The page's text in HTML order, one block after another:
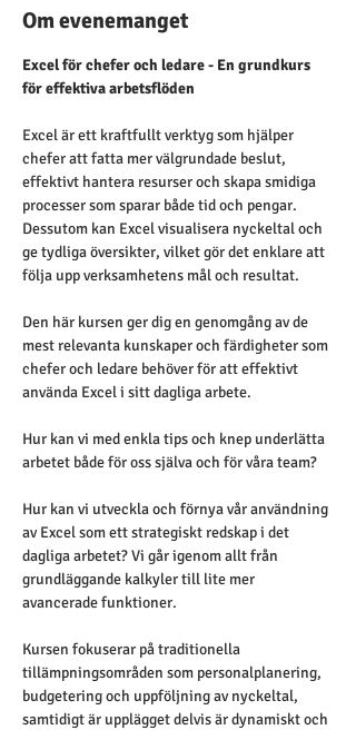
Om evenemanget
Excel för chefer och ledare - En grundkurs
för effektiva arbetsflöden
Excel är ett kraftfullt verktyg som hjälper
chefer att fatta mer välgrundade beslut,
effektivt hantera resurser och skapa smidiga
processer som sparar både tid och pengar.
Dessutom kan Excel visualisera nyckeltal och
ge tydliga översikter, vilket gör det enklare att
följa upp verksamhetens mål och resultat.
Den här kursen ger dig en genomgång av de
mest relevanta kunskaper och färdigheter som
chefer och ledare behöver för att effektivt
använda Excel i sitt dagliga arbete.
Hur kan vi med enkla tips och knep underlätta
arbetet både för oss själva och för våra team?
Hur kan vi utveckla och förnya vår användning
av Excel som ett strategiskt redskap i det
dagliga arbetet? Vi går igenom allt från
grundläggande kalkyler till lite mer
avancerade funktioner.
Kursen fokuserar på traditionella
tillämpningsområden som personalplanering,
budgetering och uppföljning av nyckeltal,
samtidigt är upplägget delvis är dynamiskt och